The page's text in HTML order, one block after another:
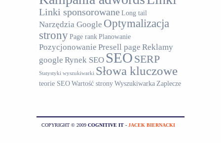
Linki sponsorowane Long tail
Narzędzia Google Optymalizacja
stronyPage rankPlanowanie
Pozycjonowanie Presell page Reklamy
google Rynek SEO SEO SERP
Statystyki wyszukiwarki Słowa kluczowe
teorie SEOWartość stronyWyszukiwarka Zaplecze
COPYRIGHT © 2009 COGNITIVE IT - JACEK BIERNACKI